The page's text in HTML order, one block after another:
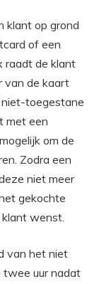
klant op grond
of een
raadt de klant
van de kaart
niet-toegestane
met een
om de
Zodra een
niet meer
gekochte
klant wenst.
van het niet
twee uur nadat